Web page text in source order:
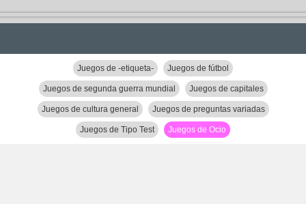
Juegos de -etiqueta- Juegos de fútbol
Juegos de segunda guerra mundial Juegos de capitales
Juegos de cultura general Juegos de preguntas variadas
Juegos de Tipo Test Juegos de Ocio